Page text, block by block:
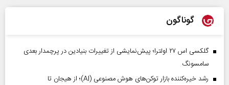
گوناگون
گلکسی اس ۲۷ اولترا؛ پیش‌نمایشی از تغییرات بنیادین در پرچمدار بعدی
سامسونگ
رشد خیره‌کننده بازار توکن‌های هوش مصنوعی (AI)؛ از هیجان تا